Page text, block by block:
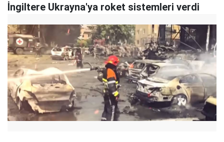
İngiltere Ukrayna'ya roket sistemleri verdi